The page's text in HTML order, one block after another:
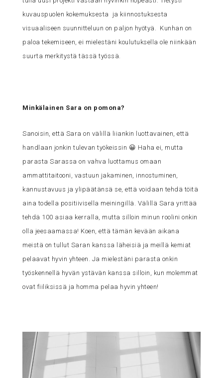
kuvauspuolen kokemuksesta ja kiinnostuksesta
visuaaliseen suunnitteluun on paljon hyötyä. Kunhan on
paloa tekemiseen, ei mielestäni koulutuksella ole niinkään
suurta merkitystä tässä työssä.
Minkälainen Sara on pomona?
Sanoisin, että Sara on välillä liiankin luottavainen, että
handlaan jonkin tulevan työkeissin 😀 Haha ei, mutta
parasta Sarassa on vahva luottamus omaan
ammattitaitooni, vastuun jakaminen, innostuminen,
kannustavuus ja ylipäätänsä se, että voidaan tehdä töitä
aina todella positiivisella meiningillä. Välillä Sara yrittää
tehdä 100 asiaa kerralla, mutta silloin minun roolini onkin
olla jeesaamassa! Koen, että tämän kevään aikana
meistä on tullut Saran kanssa läheisiä ja meillä kemiat
pelaavat hyvin yhteen. Ja mielestäni parasta onkin
työskennellä hyvän ystävän kanssa silloin, kun molemmat
ovat fiiliksissä ja homma pelaa hyvin yhteen!